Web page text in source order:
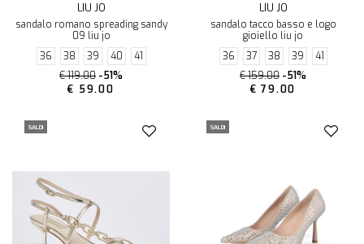
LIU JO
sandalo romano spreading sandy
09 liu jo
36
38 39 40
41
€ 119.00 -51%
€ 59.00
LIU JO
sandalo tacco basso e logo
gioiello liu jo
36
37 38 39
41
€ 159.00 -51%
€ 79.00
SALDI SALDI